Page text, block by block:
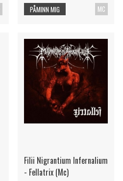
MC
PÅMINN MIG
Filii Nigrantium Infernalium
- Fellatrix (Mc)